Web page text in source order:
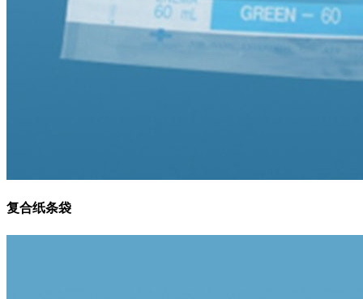
复合纸条袋